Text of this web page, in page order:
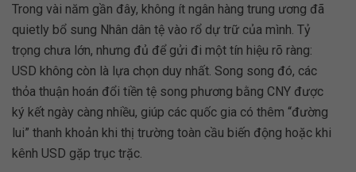
Trong vài năm gần đây, không ít ngân hàng trung ương đã
quietly bổ sung Nhân dân tệ vào rổ dự trữ của mình. Tỷ
trọng chưa lớn, nhưng đủ để gửi đi một tín hiệu rõ ràng:
USD không còn là lựa chọn duy nhất. Song song đó, các
thỏa thuận hoán đổi tiền tệ song phương bằng CNY được
ký kết ngày càng nhiều, giúp các quốc gia có thêm “đường
lui” thanh khoản khi thị trường toàn cầu biến động hoặc khi
kênh USD gặp trục trặc.